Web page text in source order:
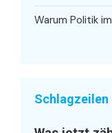
Warum Politik
Schlagzeilen